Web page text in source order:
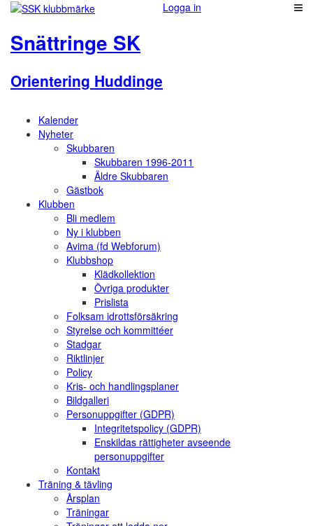
Logga in
Snättringe SK
Orientering Huddinge
Kalender
Nyheter
Skubbaren
Skubbaren 1996-2011
Äldre Skubbaren
Gästbok
Klubben
Bli medlem
Ny i klubben
Avima (fd Webforum)
Klubbshop
Klädkollektion
Övriga produkter
Prislista
Folksam idrottsförsäkring
Styrelse och kommittéer
Stadgar
Riktlinjer
Policy
Kris- och handlingsplaner
Bildgalleri
Personuppgifter (GDPR)
Integritetspolicy (GDPR)
Enskildas rättigheter avseende
personuppgifter
Kontakt
Träning & tävling
Årsplan
Träningar